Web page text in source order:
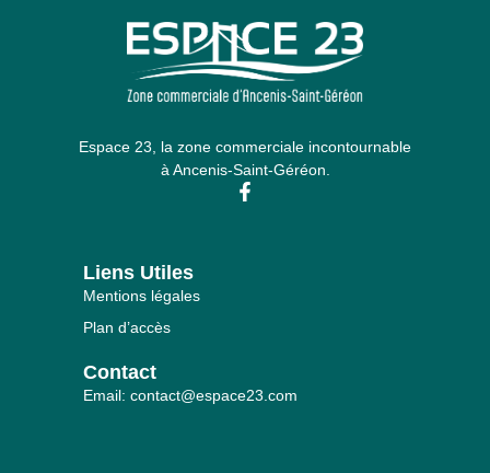
Espace 23, la zone commerciale incontournable
à Ancenis-Saint-Géréon.
Liens Utiles
Mentions légales
Plan d’accès
Contact
Email: contact@espace23.com